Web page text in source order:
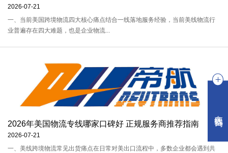
2026-07-21
一、当前美国跨境物流四大核心痛点结合一线落地服务经验，当前美线物流行
业普遍存在四大难题，也是企业物流...
2026年美国物流专线哪家口碑好 正规服务商推荐指南
2026-07-21
一、美线跨境物流常见出货痛点在日常对美出口流程中，多数企业都会遇到共